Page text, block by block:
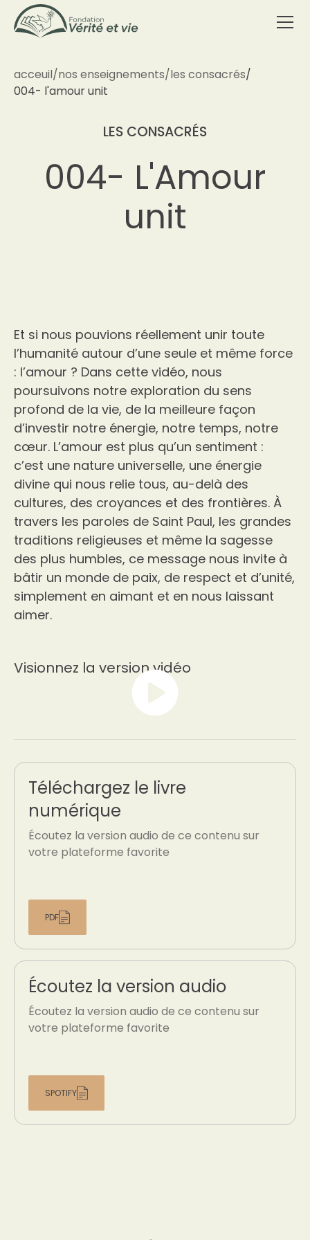
acceuil/nos enseignements/les consacrés/
004- l'amour unit
LES CONSACRÉS
004- L'Amour
unit
Et si nous pouvions réellement unir toute
l’humanité autour d’une seule et même force
: l’amour ? Dans cette vidéo, nous
poursuivons notre exploration du sens
profond de la vie, de la meilleure façon
d’investir notre énergie, notre temps, notre
cœur. L’amour est plus qu’un sentiment :
c’est une nature universelle, une énergie
divine qui nous relie tous, au-delà des
cultures, des croyances et des frontières. À
travers les paroles de Saint Paul, les grandes
traditions religieuses et même la sagesse
des plus humbles, ce message nous invite à
bâtir un monde de paix, de respect et d’unité,
simplement en aimant et en nous laissant
aimer.
Visionnez la version vidéo
Téléchargez le livre
numérique
Écoutez la version audio de ce contenu sur
votre plateforme favorite
PDF
Écoutez la version audio
Écoutez la version audio de ce contenu sur
votre plateforme favorite
SPOTIFY